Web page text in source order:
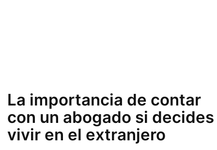
La importancia de contar
con un abogado si decides
vivir en el extranjero